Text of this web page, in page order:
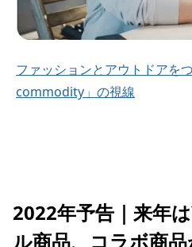
ファッションとアウトドアを
commodity」の視線
2022年予告｜来年
ル商品、コラボ商